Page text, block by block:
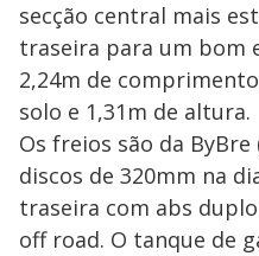
secção central mais
traseira para um bom
2,24m de
solo e 1,31m de altura.
Os freios são da
discos de 320mm na
traseira com abs
off road. O tanque de